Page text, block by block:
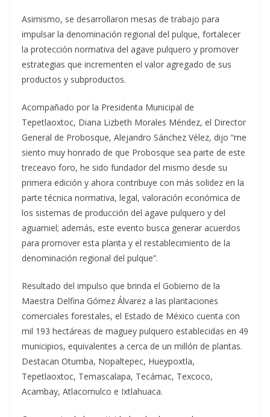
Asimismo, se desarrollaron mesas de trabajo para
impulsar la denominación regional del pulque, fortalecer
la protección normativa del agave pulquero y promover
estrategias que incrementen el valor agregado de sus
productos y subproductos.
Acompañado por la Presidenta Municipal de
Tepetlaoxtoc, Diana Lizbeth Morales Méndez, el Director
General de Probosque, Alejandro Sánchez Vélez, dijo “me
siento muy honrado de que Probosque sea parte de este
treceavo foro, he sido fundador del mismo desde su
primera edición y ahora contribuye con más solidez en la
parte técnica normativa, legal, valoración económica de
los sistemas de producción del agave pulquero y del
aguamiel; además, este evento busca generar acuerdos
para promover esta planta y el restablecimiento de la
denominación regional del pulque”.
Resultado del impulso que brinda el Gobierno de la
Maestra Delfina Gómez Álvarez a las plantaciones
comerciales forestales, el Estado de México cuenta con
mil 193 hectáreas de maguey pulquero establecidas en 49
municipios, equivalentes a cerca de un millón de plantas.
Destacan Otumba, Nopaltepec, Hueypoxtla,
Tepetlaoxtoc, Temascalapa, Tecámac, Texcoco,
Acambay, Atlacomulco e Ixtlahuaca.